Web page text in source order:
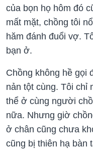
của bọn họ hôm đó
mất mặt, chồng tôi
hăm đánh đuổi vợ.
bạn ở.
Chồng không hề gọi
nản tột cùng. Tôi chỉ
thể ở cùng người
nữa. Nhưng giờ
ở chân cũng chưa
cũng bị thiên hạ bàn